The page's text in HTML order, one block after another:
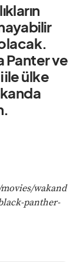
Panter ve
ile ülke
wakand
panther-